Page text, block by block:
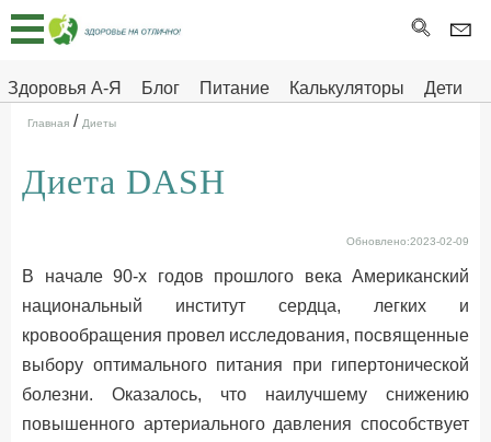
Здоровья А-Я Блог Питание Калькуляторы
Дети
Главная
Тесты
Про
ДЕТЯМ
Главная / Диеты
Диета DASH
Обновлено:2023-02-09
В начале 90-х годов прошлого века Американский
национальный институт сердца, легких и
кровообращения провел исследования, посвященные
выбору оптимального питания при гипертонической
болезни. Оказалось, что наилучшему снижению
повышенного артериального давления способствует